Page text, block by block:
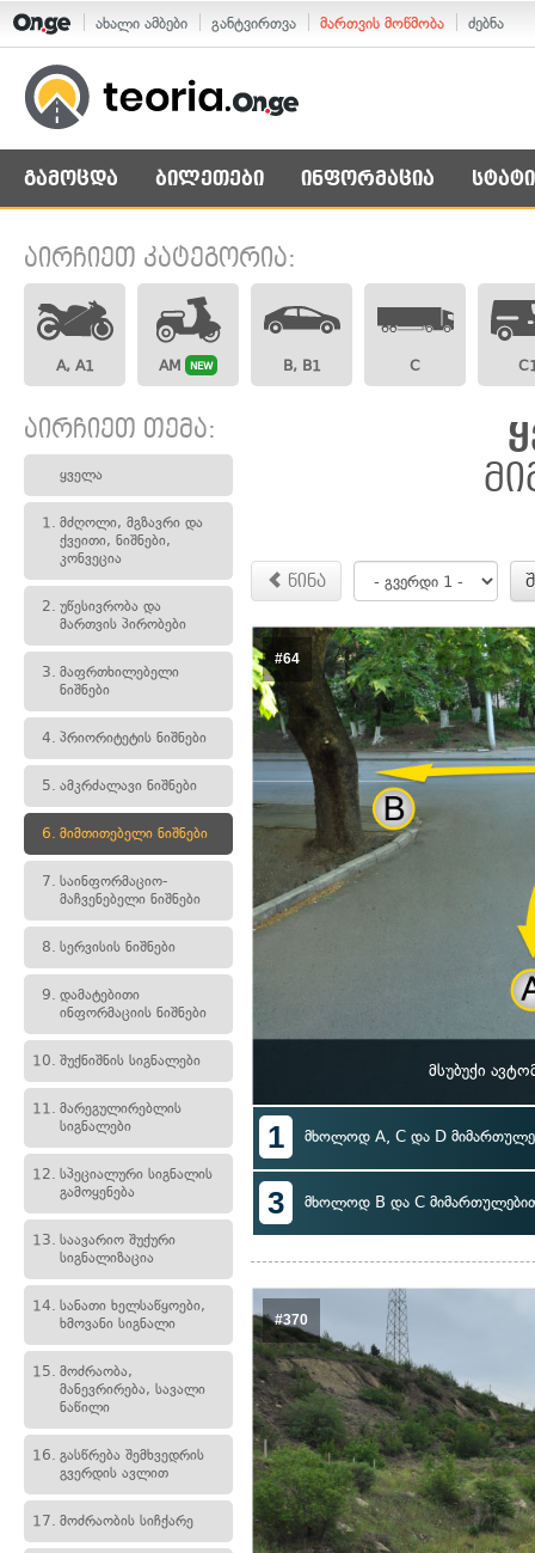
ახალი ამბები განტვირთვა მართვის მოწმობა ძებნა
გამოცდა ბილეთები ინფორმაცია
აირჩიეთ კატეგორია:
A, A1 AM NEW B, B1 C
აირჩიეთ თემა:
ყველა
1. მძღოლი, მგზავრი და
ქვეითი, ნიშნები,
კონვეცია
2. უწესივრობა და
მართვის პირობები
3. მაფრთხილებელი
ნიშნები
4. პრიორიტეტის ნიშნები
5. ამკრძალავი ნიშნები
6. მიმთითებელი ნიშნები
7. საინფორმაციო-
მაჩვენებელი ნიშნები
8. სერვისის ნიშნები
9. დამატებითი
ინფორმაციის ნიშნები
10. შუქნიშნის სიგნალები
11. მარეგულირებლის
სიგნალები
12. სპეციალური სიგნალის
გამოყენება
13. საავარიო შუქური
სიგნალიზაცია
14. სანათი ხელსაწყოები,
ხმოვანი სიგნალი
15. მოძრაობა,
მანევრირება, სავალი
ნაწილი
16. გასწრება შემხვედრის
გვერდის ავლით
17. მოძრაობის სიჩქარე
წინა
#64
მსუბუქი
1 მხოლოდ A, C და D
3 მხოლოდ B და C
#370